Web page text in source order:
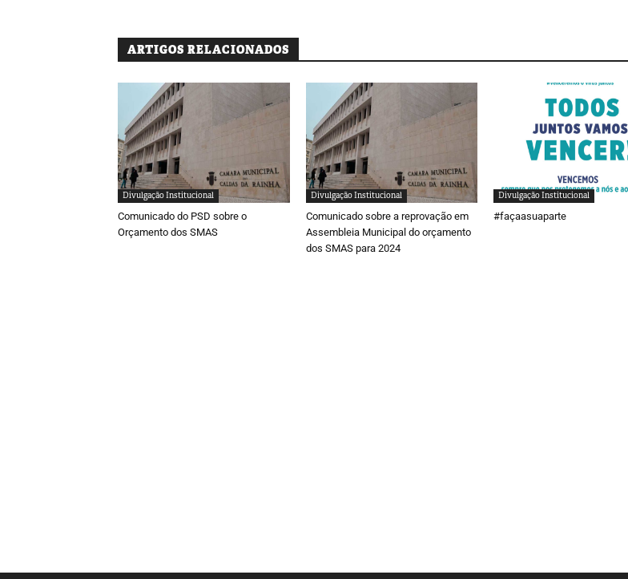
ARTIGOS RELACIONADOS
Divulgação Institucional
Comunicado do PSD sobre o
Orçamento dos SMAS
Divulgação Institucional
Comunicado sobre a reprovação em
Assembleia Municipal do orçamento
dos SMAS para 2024
Divulgação Institucional
#façaasuaparte